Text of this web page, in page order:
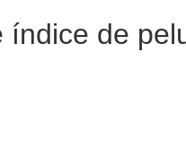
índice de